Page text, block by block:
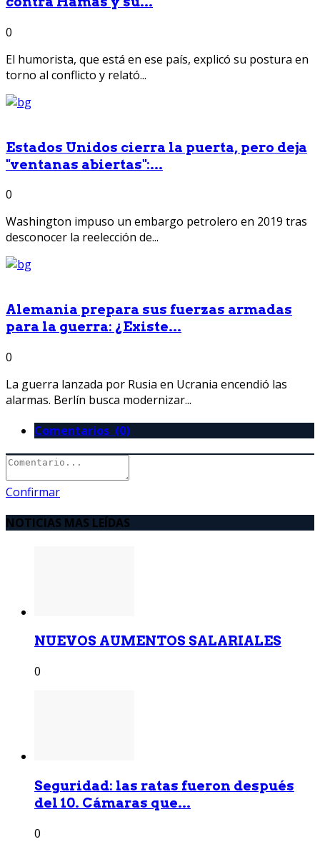
0
El humorista, que está en ese país, explicó su postura en
torno al conflicto y relató...
Estados Unidos cierra la puerta, pero deja
"ventanas abiertas":...
0
Washington impuso un embargo petrolero en 2019 tras
desconocer la reelección de...
Alemania prepara sus fuerzas armadas
para la guerra: ¿Existe...
0
La guerra lanzada por Rusia en Ucrania encendió las
alarmas. Berlín busca modernizar...
Comentarios (0)
Confirmar
NOTICIAS MAS LEÍDAS
NUEVOS AUMENTOS SALARIALES
0
Seguridad: las ratas fueron después
del 10. Cámaras que...
0